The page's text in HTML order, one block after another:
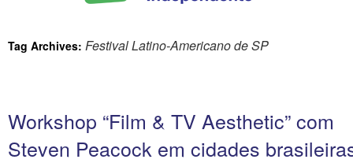
Tag Archives: Festival Latino-Americano de SP
Workshop “Film & TV Aesthetic” com
Steven Peacock em cidades